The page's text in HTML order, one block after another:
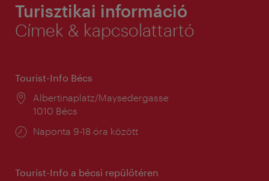
Turisztikai információ
Címek & kapcsolattartó
Tourist-Info Bécs
Helyszín:
Albertinaplatz/Maysedergasse
1010 Bécs
Nyitva
Naponta 9-18 óra között
Tourist-Info a bécsi repülőtéren